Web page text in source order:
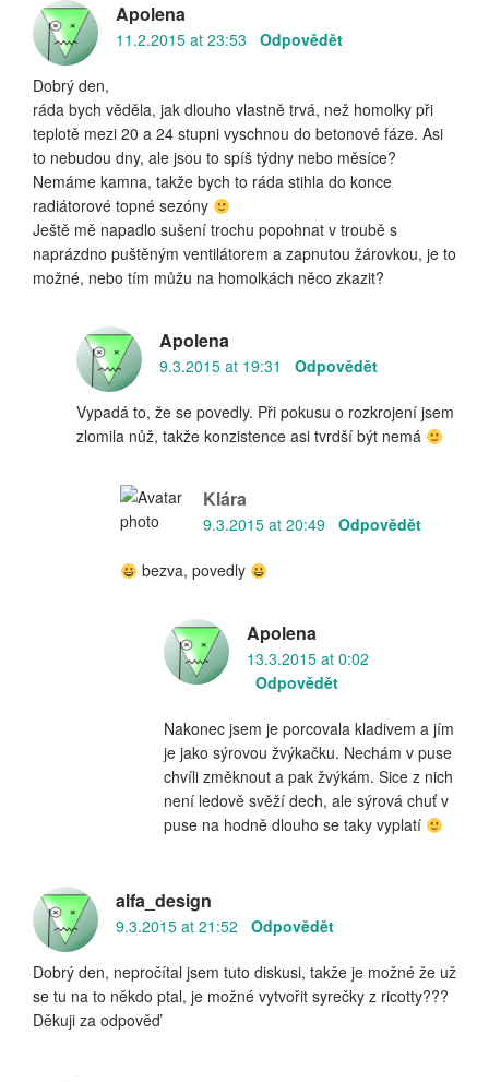
Apolena
11.2.2015 at 23:53 Odpovědět
Dobrý den,
ráda bych věděla, jak dlouho vlastně trvá, než homolky při
teplotě mezi 20 a 24 stupni vyschnou do betonové fáze. Asi
to nebudou dny, ale jsou to spíš týdny nebo měsíce?
Nemáme kamna, takže bych to ráda stihla do konce
radiátorové topné sezóny
Ještě mě napadlo sušení trochu popohnat v troubě s
naprázdno puštěným ventilátorem a zapnutou žárovkou, je to
možné, nebo tím můžu na homolkách něco zkazit?
Apolena
9.3.2015 at 19:31 Odpovědět
Vypadá to, že se povedly. Při pokusu o rozkrojení jsem
zlomila nůž, takže konzistence asi tvrdší být nemá
Klára
9.3.2015 at 20:49 Odpovědět
bezva, povedly
Apolena
13.3.2015 at 0:02
Odpovědět
Nakonec jsem je porcovala kladivem a jím
je jako sýrovou žvýkačku. Nechám v puse
chvíli změknout a pak žvýkám. Sice z nich
není ledově svěží dech, ale sýrová chuť v
puse na hodně dlouho se taky vyplatí
alfa_design
9.3.2015 at 21:52 Odpovědět
Dobrý den, nepročítal jsem tuto diskusi, takže je možné že už
se tu na to někdo ptal, je možné vytvořit syrečky z ricotty???
Děkuji za odpověď